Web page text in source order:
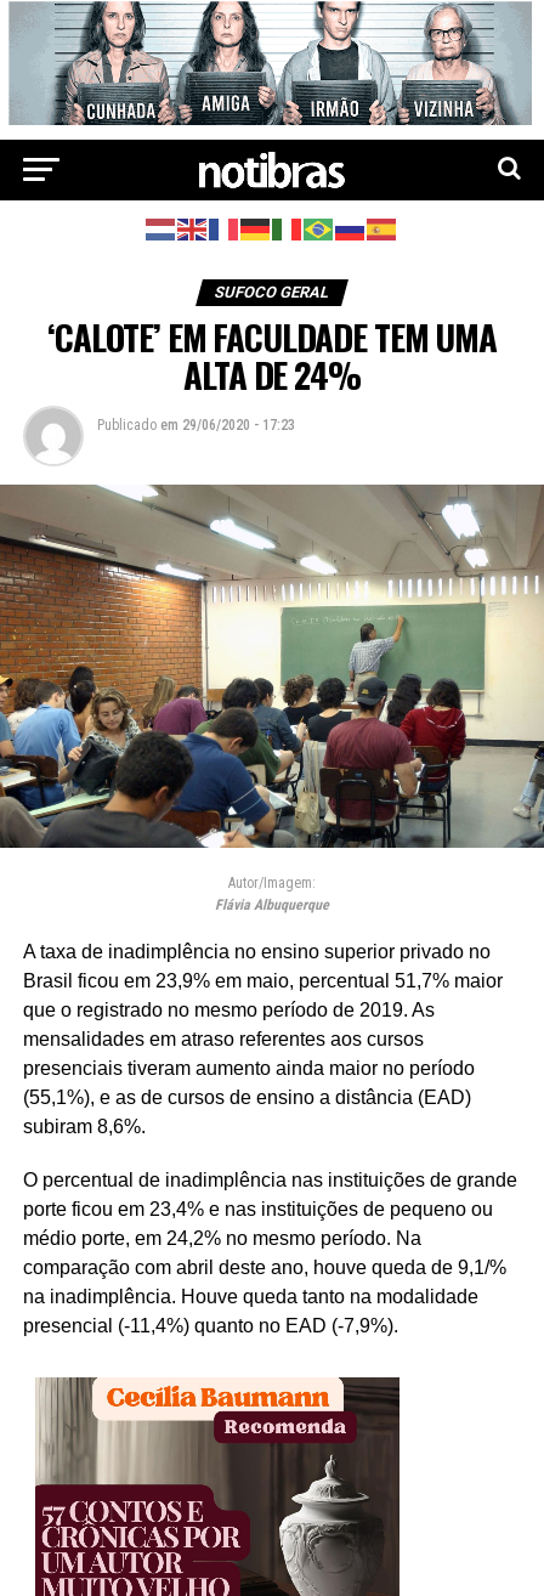
SUFOCO GERAL
‘CALOTE’ EM FACULDADE TEM UMA
ALTA DE 24%
Publicado em 29/06/2020 - 17:23
Autor/Imagem:
Flávia Albuquerque
A taxa de inadimplência no ensino superior privado no
Brasil ficou em 23,9% em maio, percentual 51,7% maior
que o registrado no mesmo período de 2019. As
mensalidades em atraso referentes aos cursos
presenciais tiveram aumento ainda maior no período
(55,1%), e as de cursos de ensino a distância (EAD)
subiram 8,6%.
O percentual de inadimplência nas instituições de grande
porte ficou em 23,4% e nas instituições de pequeno ou
médio porte, em 24,2% no mesmo período. Na
comparação com abril deste ano, houve queda de 9,1/%
na inadimplência. Houve queda tanto na modalidade
presencial (-11,4%) quanto no EAD (-7,9%).